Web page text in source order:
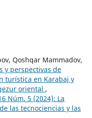
Qoshqar Mammadov,
y perspectivas de
turística en Karabaj y
oriental ,
Núm. 5 (2024): La
las tecnociencias y las